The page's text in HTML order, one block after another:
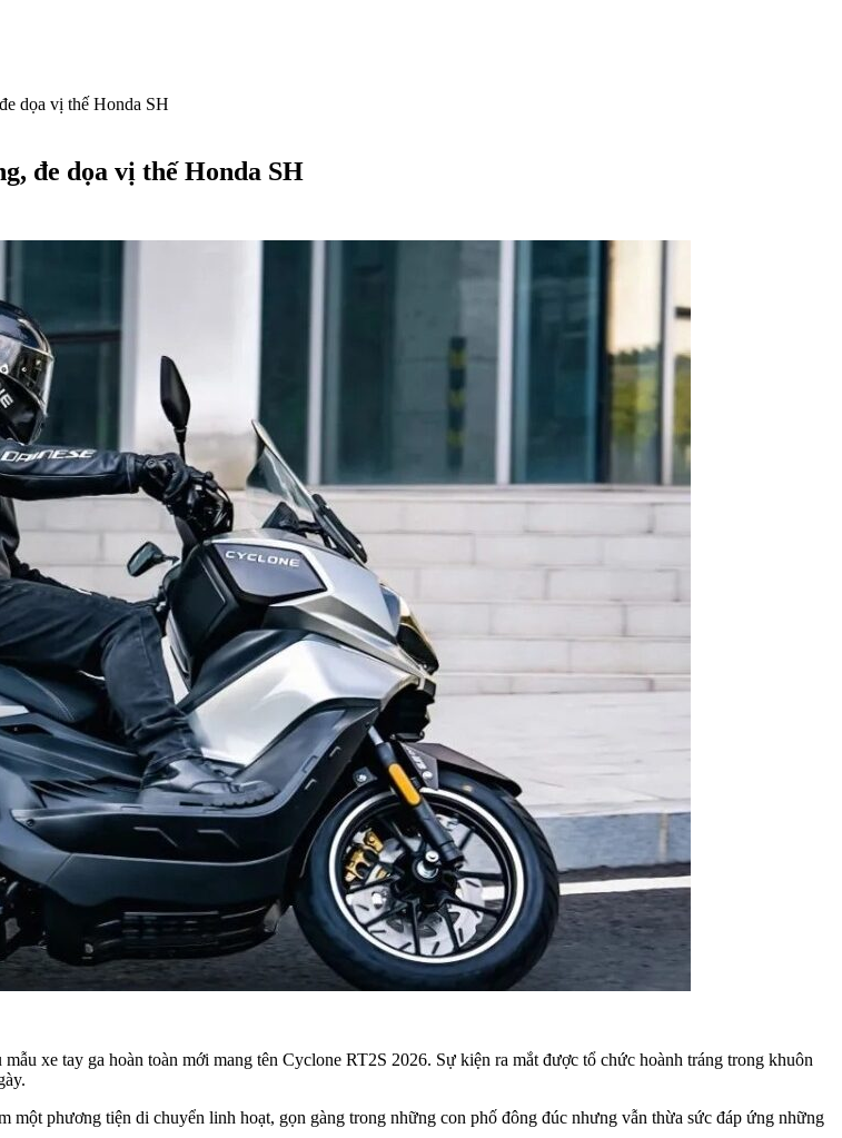
dọa vị thế Honda SH
đe dọa vị thế Honda SH
xe tay ga hoàn toàn mới mang tên Cyclone RT2S 2026. Sự kiện ra mắt được tổ chức hoành tráng trong khuôn
phương tiện di chuyển linh hoạt, gọn gàng trong những con phố đông đúc nhưng vẫn thừa sức đáp ứng những